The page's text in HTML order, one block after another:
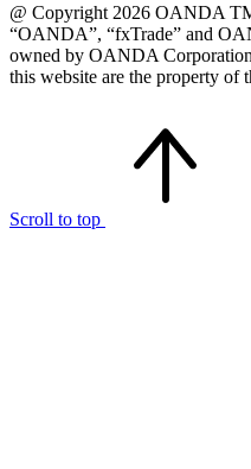
@ Copyright 2026 OANDA
“OANDA”, “fxTrade” and
owned by OANDA
this website are the property of
Scroll to top